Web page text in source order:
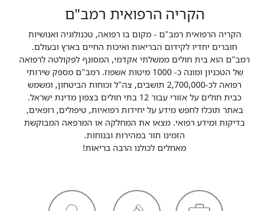
הקריה הרפואית רמב"ם
הקריה הרפואית רמב"ם - מקום בו רפואה, טכנולוגיה ואנושיות
חוברים יחדיו לקידום הבריאות ואיכות החיים בארץ ובעולם.
רמב"ם הוא בית חולים ממשלתי אקדמי, המסונף לפקולטה לרפואה
של הטכניון ומונה כ- 1000 מיטות אשפוז. רמב"ם מספק שירותי
רפואה לכ-2,700,000 תושבים, צה"ל וכוחות הביטחון, ומשמש
כבית חולים על אזורי עבור 12 בתי חולים בצפון מדינת ישראל.
באתר תוכלו לחפש מידע על יחידות רפואיות, טיפולים, רופאים,
בדיקות ומידע רפואי. מצאו את המחלקה או המרפאה המבוקשת
הזמינו תור במהירות ובנוחות.
מאחלים לכולנו הרבה בריאות!